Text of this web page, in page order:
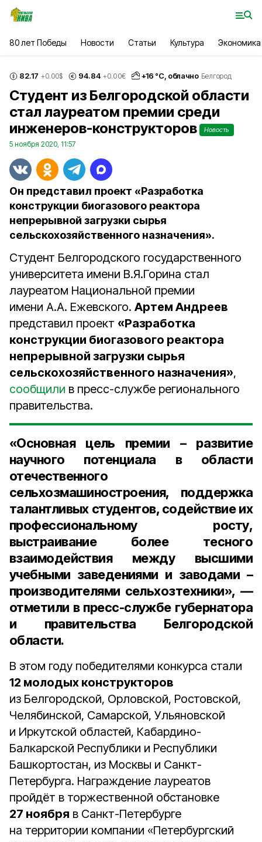
80 лет Победы Новости Статьи Культура Экономика
82.17 +0.00$ 94.84 +0.00€ +16 °С, облачно Белгород
Студент из Белгородской области
стал лауреатом премии среди
инженеров-конструкторов
Новость
5 ноября 2020, 11:57
Он представил проект «Разработка
конструкции биогазового реактора
непрерывной загрузки сырья
сельскохозяйственного назначения».
Студент Белгородского государственного
университета имени В.Я.Горина стал
лауреатом Национальной премии
имени А.А. Ежевского. Артем Андреев
представил проект «Разработка
конструкции биогазового реактора
непрерывной загрузки сырья
сельскохозяйственного назначения»,
сообщили в пресс-службе регионального
правительства.
«Основная цель премии – развитие
научного потенциала в области
отечественного
сельхозмашиностроения, поддержка
талантливых студентов, содействие их
профессиональному росту,
выстраивание более тесного
взаимодействия между высшими
учебными заведениями и заводами –
производителями сельхозтехники», —
отметили в пресс-службе губернатора
и правительства Белгородской
области.
В этом году победителями конкурса стали
12 молодых конструкторов
из Белгородской, Орловской, Ростовской,
Челябинской, Самарской, Ульяновской
и Иркутской областей, Кабардино-
Балкарской Республики и Республики
Башкортостан, из Москвы и Санкт-
Петербурга. Награждение лауреатов
пройдёт в торжественной обстановке
27 ноября в Санкт-Петербурге
на территории компании «Петербургский